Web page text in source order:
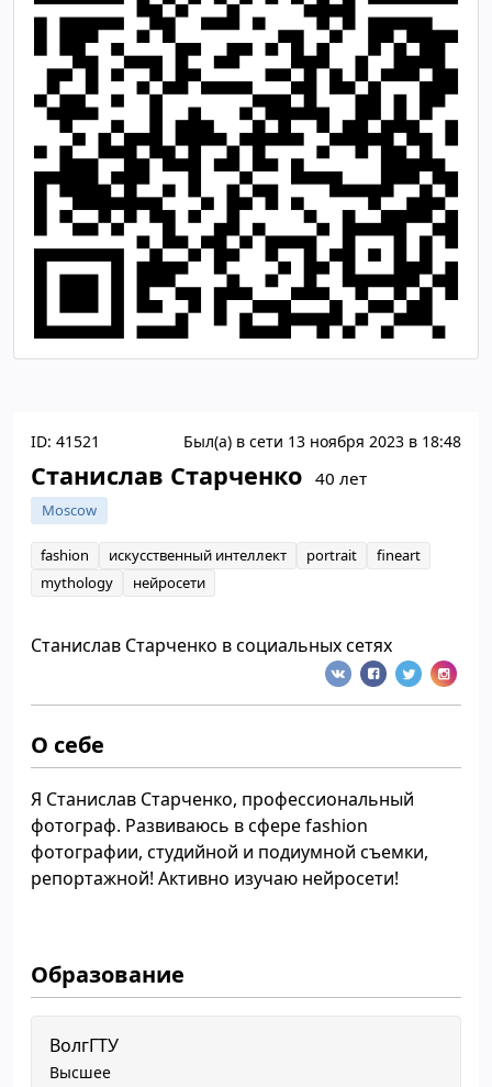
ID: 41521 Был(а) в сети 13 ноября 2023 в 18:48
Станислав Старченко 40 лет
Moscow
fashion искусственный интеллект portrait
fineart
mythology
нейросети
Станислав Старченко в социальных сетях
О себе
Я Станислав Старченко, профессиональный
фотограф. Развиваюсь в сфере fashion
фотографии, студийной и подиумной съемки,
репортажной! Активно изучаю нейросети!
Образование
ВолгГТУ
Высшее